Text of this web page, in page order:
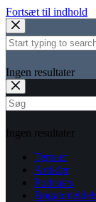
Fortsæt til indhold
Ingen resultater
Ingen resultater
Temaer
Artikler
Podcasts